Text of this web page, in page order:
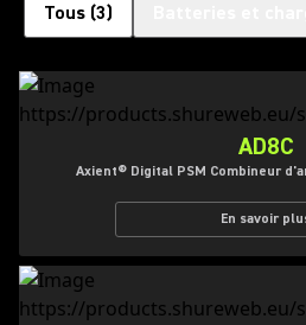
Tous (3)
AD8C
Axient® Digital PSM Combineur
En savoir